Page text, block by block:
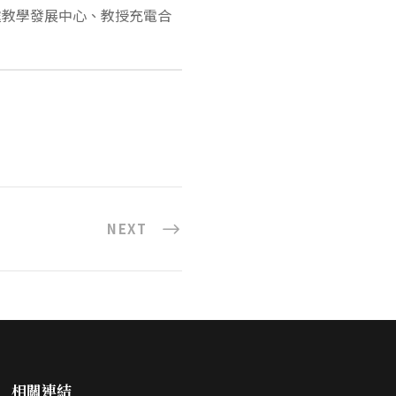
學發展中心、教授充電合
NEXT
相關連結